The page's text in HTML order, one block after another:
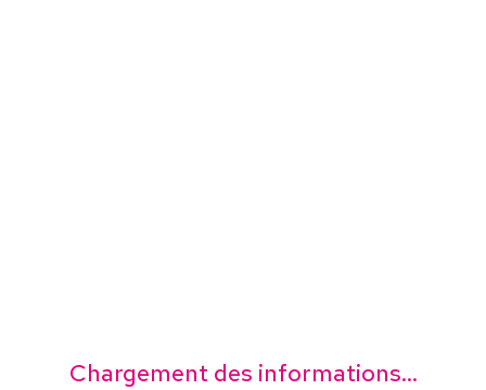
Chargement des informations...